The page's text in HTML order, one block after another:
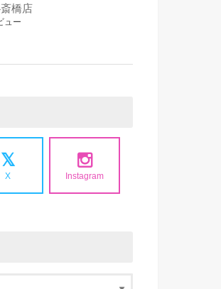
橋店
ュー
X Instagram